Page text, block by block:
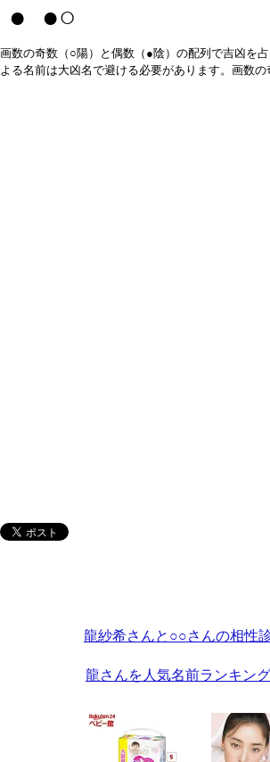
● ●○
画数の奇数（○陽）と偶数（●陰）の配列で吉凶を
よる名前は大凶名で避ける必要があります。画数の
龍紗希さんと○○さんの相性
龍さんを人気名前ランキン